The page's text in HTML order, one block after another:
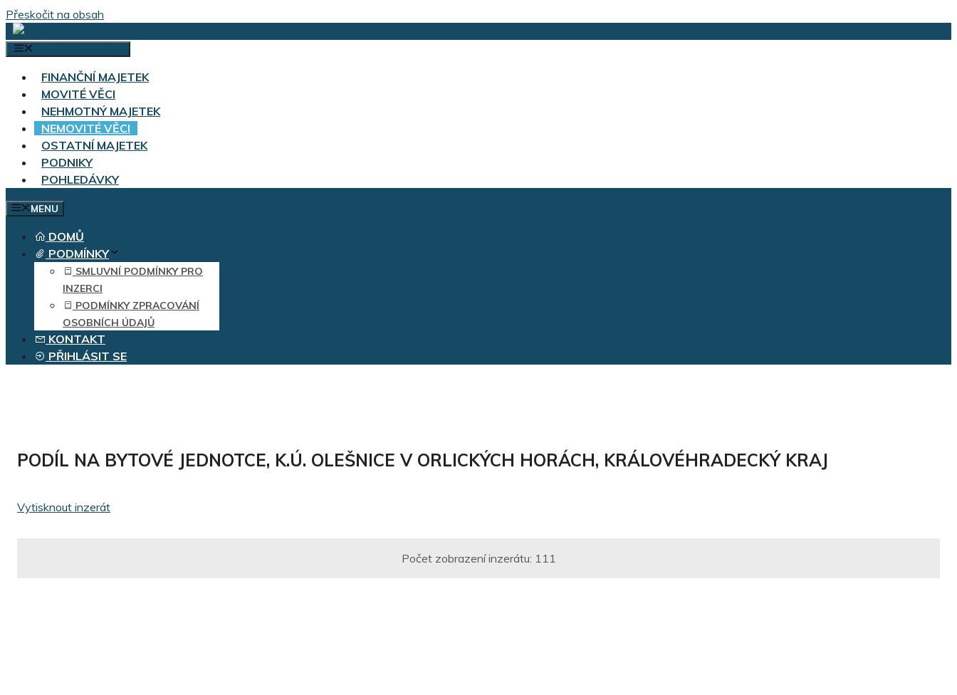
Přeskočit na obsah
FINANČNÍ MAJETEK
MOVITÉ VĚCI
NEHMOTNÝ MAJETEK
NEMOVITÉ VĚCI
OSTATNÍ MAJETEK
PODNIKY
POHLEDÁVKY
MENU
DOMŮ
PODMÍNKY
SMLUVNÍ PODMÍNKY PRO
INZERCI
PODMÍNKY ZPRACOVÁNÍ
OSOBNÍCH ÚDAJŮ
KONTAKT
PŘIHLÁSIT SE
PODÍL NA BYTOVÉ JEDNOTCE, K.Ú. OLEŠNICE V ORLICKÝCH HORÁCH, KRÁLOVÉHRADECKÝ KRAJ
Vytisknout inzerát
Počet zobrazení inzerátu: 111